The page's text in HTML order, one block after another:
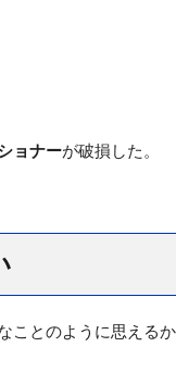
ョナーが破損した。
ことのように思える